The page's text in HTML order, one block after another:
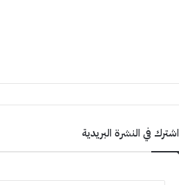
اشترك في النشرة البريدية